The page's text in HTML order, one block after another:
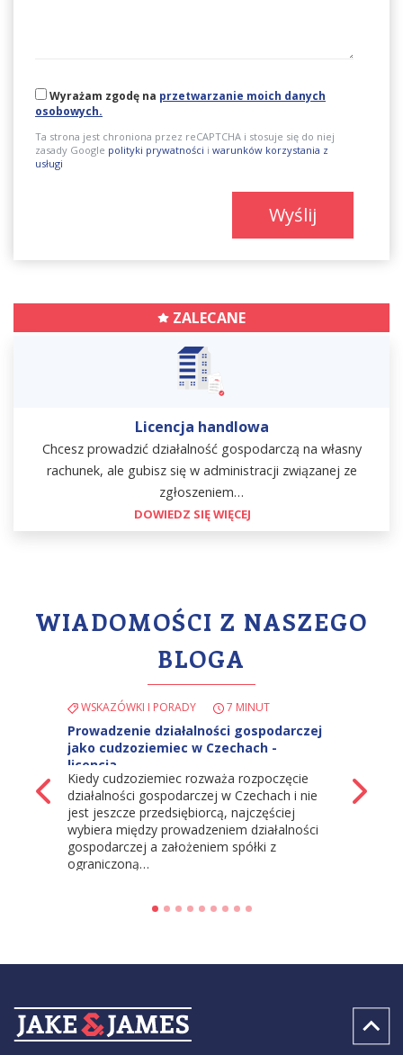
Wyrażam zgodę na przetwarzanie moich danych
osobowych.
Ta strona jest chroniona przez reCAPTCHA i stosuje się do niej
zasady Google polityki prywatności i warunków korzystania z
usługi
Wyślij
ZALECANE
Licencja handlowa
Chcesz prowadzić działalność gospodarczą na własny
rachunek, ale gubisz się w administracji związanej ze
zgłoszeniem…
DOWIEDZ SIĘ WIĘCEJ
WIADOMOŚCI Z NASZEGO
BLOGA
z powrotem
WSKAZÓWKI I PORADY 7 MINUT
Prowadzenie działalności gospodarczej
jako cudzoziemiec w Czechach -
licencja…
Kiedy cudzoziemiec rozważa rozpoczęcie
działalności gospodarczej w Czechach i nie
jest jeszcze przedsiębiorcą, najczęściej
wybiera między prowadzeniem działalności
gospodarczej a założeniem spółki z
ograniczoną…